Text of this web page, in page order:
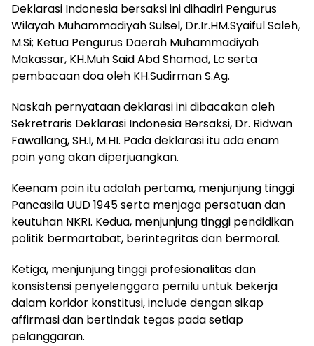
Deklarasi Indonesia bersaksi ini dihadiri Pengurus
Wilayah Muhammadiyah Sulsel, Dr.Ir.HM.Syaiful Saleh,
M.Si; Ketua Pengurus Daerah Muhammadiyah
Makassar, KH.Muh Said Abd Shamad, Lc serta
pembacaan doa oleh KH.Sudirman S.Ag.
Naskah pernyataan deklarasi ini dibacakan oleh
Sekretraris Deklarasi Indonesia Bersaksi, Dr. Ridwan
Fawallang, SH.I, M.HI. Pada deklarasi itu ada enam
poin yang akan diperjuangkan.
Keenam poin itu adalah pertama, menjunjung tinggi
Pancasila UUD 1945 serta menjaga persatuan dan
keutuhan NKRI. Kedua, menjunjung tinggi pendidikan
politik bermartabat, berintegritas dan bermoral.
Ketiga, menjunjung tinggi profesionalitas dan
konsistensi penyelenggara pemilu untuk bekerja
dalam koridor konstitusi, include dengan sikap
affirmasi dan bertindak tegas pada setiap
pelanggaran.